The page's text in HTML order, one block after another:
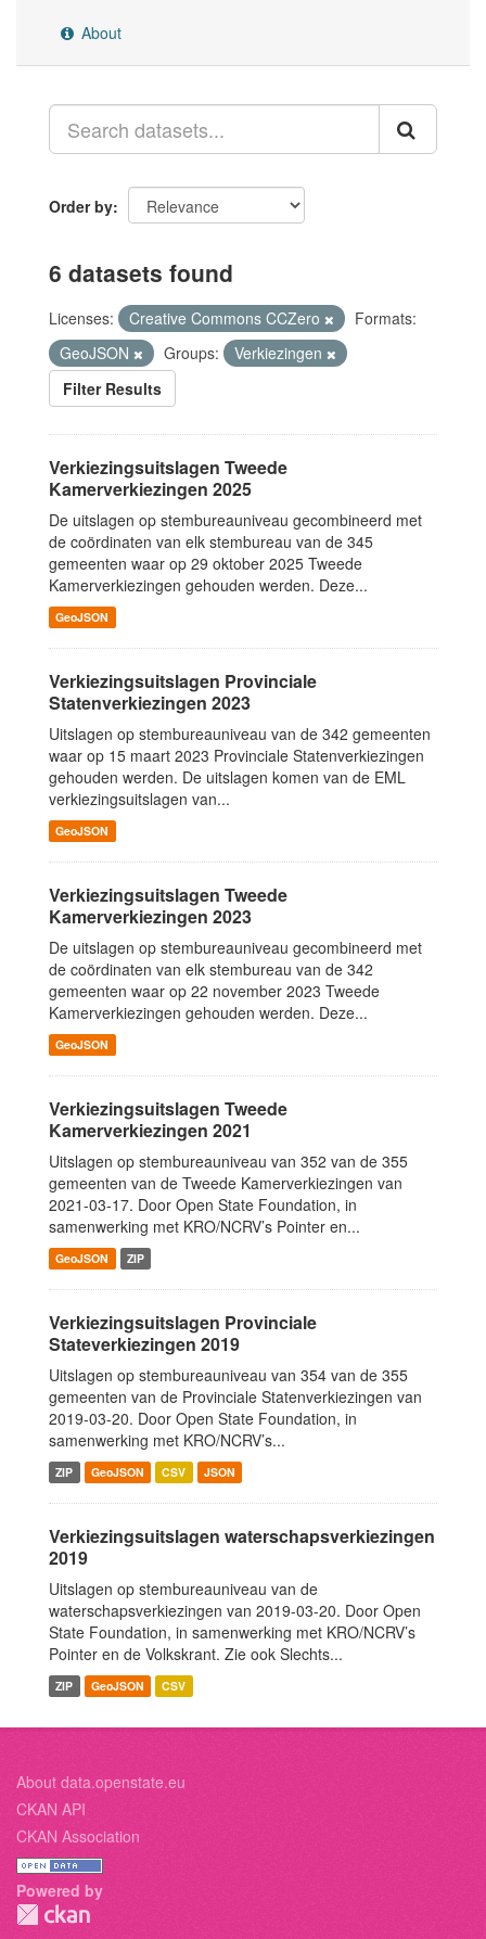
About
Order by
6 datasets found
Licenses: Creative Commons CCZero
Formats:
GeoJSON
Groups:
Verkiezingen
Filter Results
Verkiezingsuitslagen Tweede
Kamerverkiezingen 2025
De uitslagen op stembureauniveau gecombineerd met
de coördinaten van elk stembureau van de 345
gemeenten waar op 29 oktober 2025 Tweede
Kamerverkiezingen gehouden werden. Deze...
GeoJSON
Verkiezingsuitslagen Provinciale
Statenverkiezingen 2023
Uitslagen op stembureauniveau van de 342 gemeenten
waar op 15 maart 2023 Provinciale Statenverkiezingen
gehouden werden. De uitslagen komen van de EML
verkiezingsuitslagen van...
GeoJSON
Verkiezingsuitslagen Tweede
Kamerverkiezingen 2023
De uitslagen op stembureauniveau gecombineerd met
de coördinaten van elk stembureau van de 342
gemeenten waar op 22 november 2023 Tweede
Kamerverkiezingen gehouden werden. Deze...
GeoJSON
Verkiezingsuitslagen Tweede
Kamerverkiezingen 2021
Uitslagen op stembureauniveau van 352 van de 355
gemeenten van de Tweede Kamerverkiezingen van
2021-03-17. Door Open State Foundation, in
samenwerking met KRO/NCRV’s Pointer en...
GeoJSON ZIP
Verkiezingsuitslagen Provinciale
Stateverkiezingen 2019
Uitslagen op stembureauniveau van 354 van de 355
gemeenten van de Provinciale Statenverkiezingen van
2019-03-20. Door Open State Foundation, in
samenwerking met KRO/NCRV’s...
ZIP GeoJSON CSV JSON
Verkiezingsuitslagen waterschapsverkiezingen
2019
Uitslagen op stembureauniveau van de
waterschapsverkiezingen van 2019-03-20. Door Open
State Foundation, in samenwerking met KRO/NCRV’s
Pointer en de Volkskrant. Zie ook Slechts...
ZIP GeoJSON CSV
About data.openstate.eu
CKAN API
CKAN Association
Powered by